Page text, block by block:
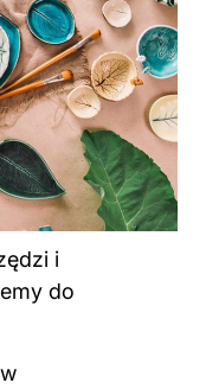
i
do